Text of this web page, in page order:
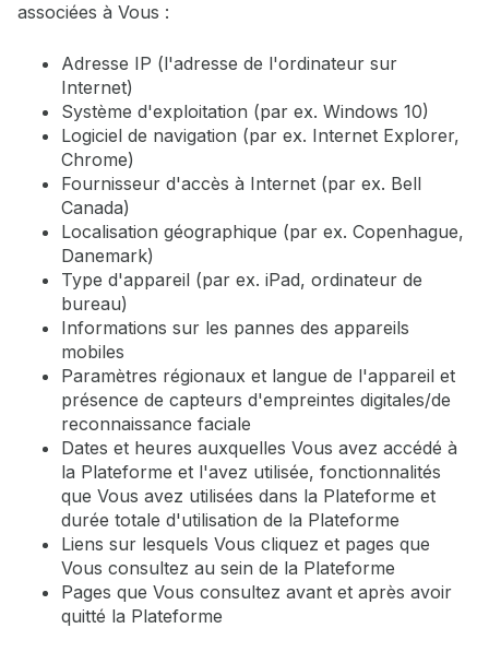
associées à Vous :
Adresse IP (l'adresse de l'ordinateur sur
Internet)
Système d'exploitation (par ex. Windows 10)
Logiciel de navigation (par ex. Internet Explorer,
Chrome)
Fournisseur d'accès à Internet (par ex. Bell
Canada)
Localisation géographique (par ex. Copenhague,
Danemark)
Type d'appareil (par ex. iPad, ordinateur de
bureau)
Informations sur les pannes des appareils
mobiles
Paramètres régionaux et langue de l'appareil et
présence de capteurs d'empreintes digitales/de
reconnaissance faciale
Dates et heures auxquelles Vous avez accédé à
la Plateforme et l'avez utilisée, fonctionnalités
que Vous avez utilisées dans la Plateforme et
durée totale d'utilisation de la Plateforme
Liens sur lesquels Vous cliquez et pages que
Vous consultez au sein de la Plateforme
Pages que Vous consultez avant et après avoir
quitté la Plateforme